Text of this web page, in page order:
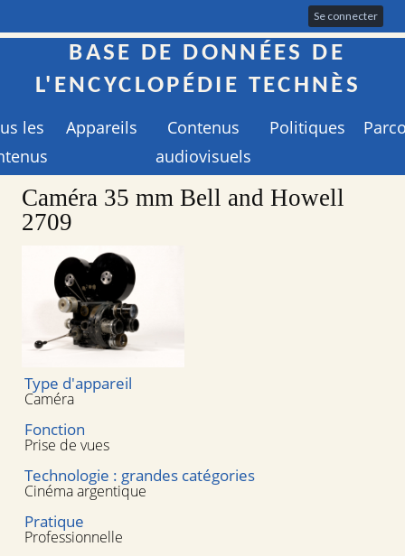
Se connecter
BASE DE DONNÉES DE
L'ENCYCLOPÉDIE TECHNÈS
les
Appareils
Contenus
audiovisuels
Politiques
Caméra 35 mm Bell and Howell
2709
Type d'appareil
Caméra
Fonction
Prise de vues
Technologie : grandes catégories
Cinéma argentique
Pratique
Professionnelle